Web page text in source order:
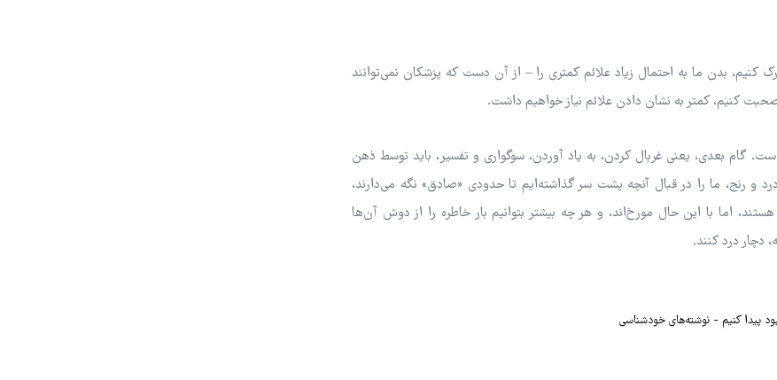
کنیم، بدن ما به احتمال زیاد علائم کمتری را – از آن دست که پزشکان نمی‌توانند
کنیم، کمتر به نشان دادن علائم نیاز خواهیم داشت.
گام بعدی، یعنی غربال کردن، به یاد آوردن، سوگواری و تفسیر، باید توسط ذهن
و رنج، ما را در قبال آنچه پشت سر گذاشته‌ایم تا حدودی «صادق» نگه می‌دارند،
اما با این حال مورخ‌اند، و هر چه بیشتر بتوانیم بار خاطره را از دوش آن‌ها
دچار درد کنند.
پیدا کنیم نوشته‌های خودشناسی